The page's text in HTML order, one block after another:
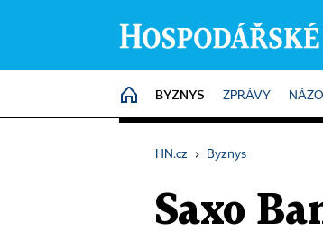
HOME
BYZNYS ZPRÁVY
HN.cz › Byznys
Saxo